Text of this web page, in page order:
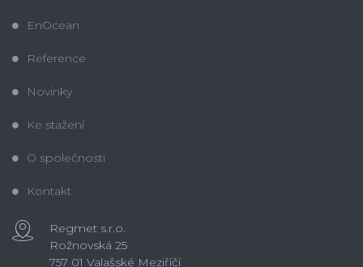
EnOcean
Reference
Novinky
Ke stažení
O společnosti
Kontakt
Regmet s.r.o.
Rožnovská 25
757 01 Valašské Meziříčí